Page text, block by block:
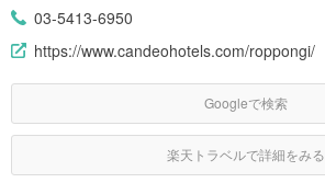
03-5413-6950
https://www.candeohotels.com/roppongi/
Googleで検索
楽天トラベルで詳細をみる